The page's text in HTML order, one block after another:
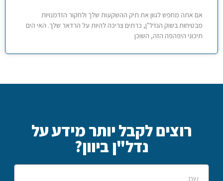
אם אתה מחפש לגוון את תיק ההשקעות שלך ולחקור הזדמנויות
מבטיחות בשוק הנדל"ן, כרתים צריכה להיות על הרדאר שלך. האי הים
תיכוני היפהפה הזה, השוכן
רוצים לקבל יותר מידע על
נדל"ן ביוון?